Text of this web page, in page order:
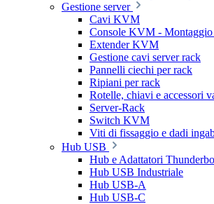
Gestione server
Cavi KVM
Console KVM - Montaggio
Extender KVM
Gestione cavi server rack
Pannelli ciechi per rack
Ripiani per rack
Rotelle, chiavi e accessori
Server-Rack
Switch KVM
Viti di fissaggio e dadi
Hub USB
Hub e Adattatori
Hub USB Industriale
Hub USB-A
Hub USB-C